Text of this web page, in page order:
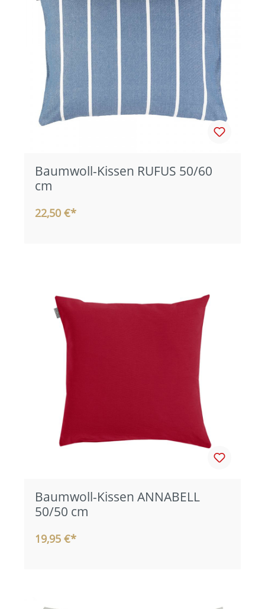
Baumwoll-Kissen RUFUS 50/60
cm
22,50 €*
Baumwoll-Kissen ANNABELL
50/50 cm
19,95 €*